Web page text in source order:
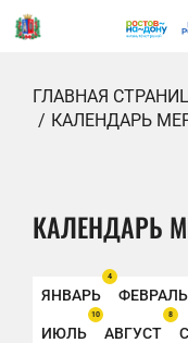
ГЛАВНАЯ
КАЛЕНДАРЬ
КАЛЕНДАРЬ
ЯНВАРЬ
4
ФЕВРАЛЬ
ИЮЛЬ
10
АВГУСТ
8